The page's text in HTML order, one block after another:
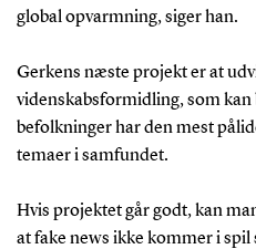
global opvarmning, siger han.
Gerkens næste projekt er at
videnskabsformidling, som kan
befolkninger har den mest
temaer i samfundet.
Hvis projektet går godt, kan
at fake news ikke kommer i